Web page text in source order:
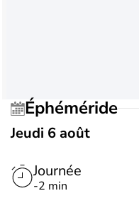
Éphéméride
Jeudi 6 août
Journée
-2 min